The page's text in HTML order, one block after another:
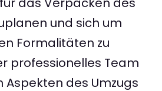
und sich um
Formalitäten zu
professionelles Team
Aspekten des Umzugs